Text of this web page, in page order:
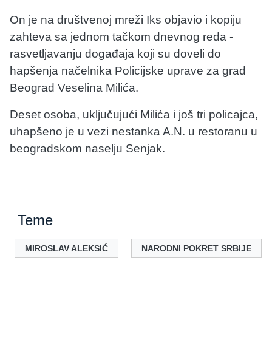
On je na društvenoj mreži Iks objavio i kopiju
zahteva sa jednom tačkom dnevnog reda -
rasvetljavanju događaja koji su doveli do
hapšenja načelnika Policijske uprave za grad
Beograd Veselina Milića.
Deset osoba, uključujući Milića i još tri policajca,
uhapšeno je u vezi nestanka A.N. u restoranu u
beogradskom naselju Senjak.
Teme
MIROSLAV ALEKSIĆ NARODNI POKRET SRBIJE